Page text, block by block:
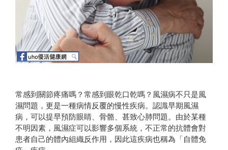
常感到關節疼痛嗎？常感到眼乾口乾嗎？風濕病不只是風
濕問題，更是一種病情反覆的慢性疾病。認識早期風濕
病，可以提早預防眼睛、骨骼、甚致心肺問題。由於某種
不明因素，風濕症可以影響多個系統，不正常的抗體會對
患者自己的體內組織反作用，因此這疾病也稱為「自體免